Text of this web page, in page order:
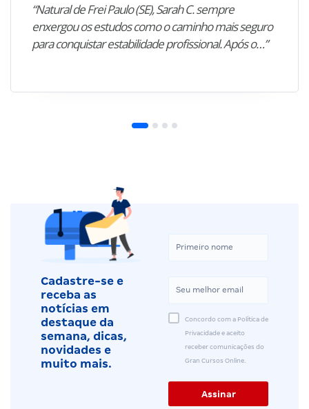
“Natural de Frei Paulo (SE), Sarah C. sempre
enxergou os estudos como o caminho mais seguro
para conquistar estabilidade profissional. Após o…”
Cadastre-se e
receba as
notícias em
destaque da
semana, dicas,
novidades e
muito mais.
Concordo com a Política de
Privacidade e aceito
receber comunicações do
Gran Cursos Online.